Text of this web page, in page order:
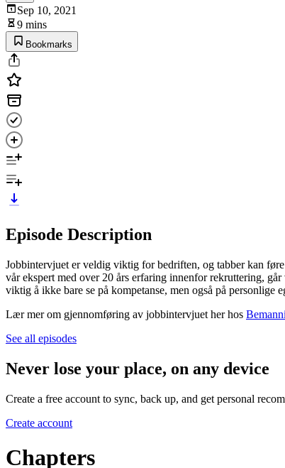
Sep 10, 2021
9 mins
Bookmarks
Episode Description
Jobbintervjuet er veldig viktig for bedriften, og tabber kan
vår ekspert med over 20 års erfaring innenfor rekruttering,
viktig å ikke bare se på kompetanse, men også på personlige
Lær mer om gjennomføring av jobbintervjuet her hos
See all episodes
Never lose your place, on any device
Create a free account to sync, back up, and get personal
Create account
Chapters